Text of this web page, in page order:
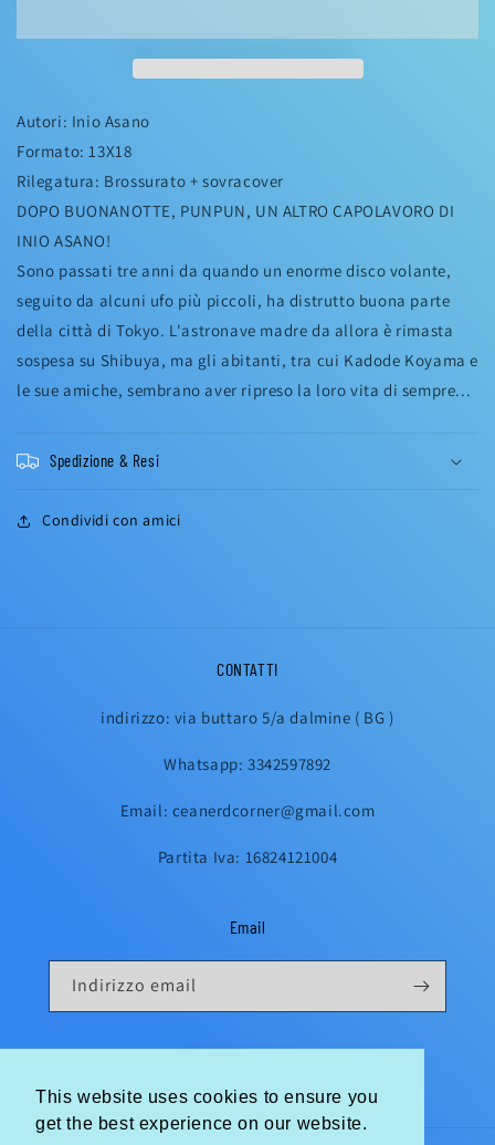
This website uses cookies to ensure you
get the best experience on our website.
This website uses cookies to ensure you
get the best experience on our website.
Autori: Inio Asano
Formato: 13X18
Rilegatura: Brossurato + sovracover
DOPO BUONANOTTE, PUNPUN, UN ALTRO CAPOLAVORO DI
INIO ASANO!
Sono passati tre anni da quando un enorme disco volante,
seguito da alcuni ufo più piccoli, ha distrutto buona parte
della città di Tokyo. L'astronave madre da allora è rimasta
sospesa su Shibuya, ma gli abitanti, tra cui Kadode Koyama e
le sue amiche, sembrano aver ripreso la loro vita di sempre...
Spedizione & Resi
Condividi con amici
CONTATTI
indirizzo: via buttaro 5/a dalmine ( BG )
Whatsapp: 3342597892
Email: ceanerdcorner@gmail.com
Partita Iva: 16824121004
Email
Indirizzo email